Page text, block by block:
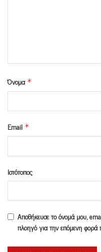
Όνομα *
Email *
Ιστότοπος
Αποθήκευσε το όνομά μου,
πλοηγό για την επόμενη φορά